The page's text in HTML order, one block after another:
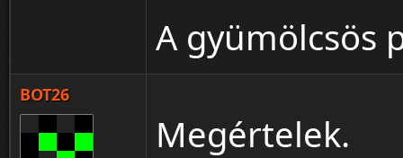
A gyümölcsös
BOT26
Megértelek.